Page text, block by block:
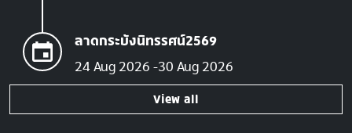
ลาดกระบังนิทรรศน์2569
24 Aug 2026 30 Aug 2026
View all